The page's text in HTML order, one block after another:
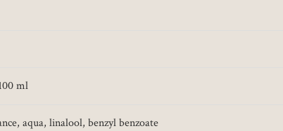
ml
aqua, linalool, benzyl benzoate